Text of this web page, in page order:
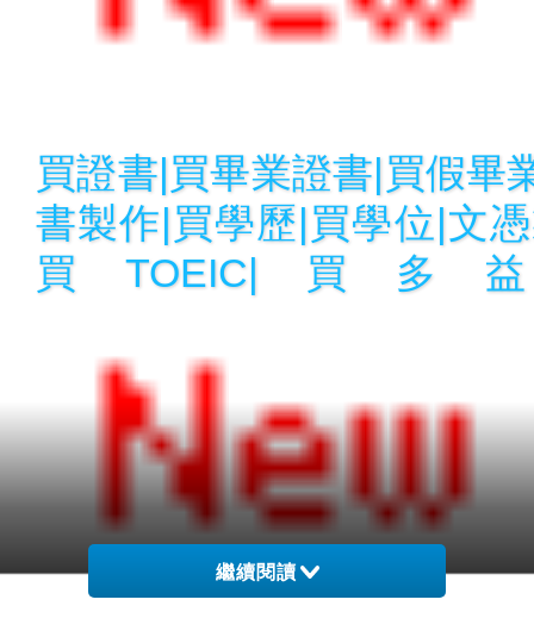
買證書|買畢業證書|買假畢
書製作|買學歷|買學位|文
買TOEIC|買多
繼續閱讀